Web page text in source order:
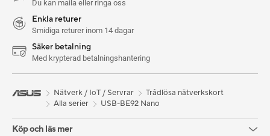
Du kan maila eller ringa oss
Enkla returer
Smidiga returer inom 14 dagar
Säker betalning
Med krypterad betalningshantering
Nätverk / IoT / Servrar
Trådlösa nätverkskort
Alla serier
USB-BE92 Nano
Köp och läs mer